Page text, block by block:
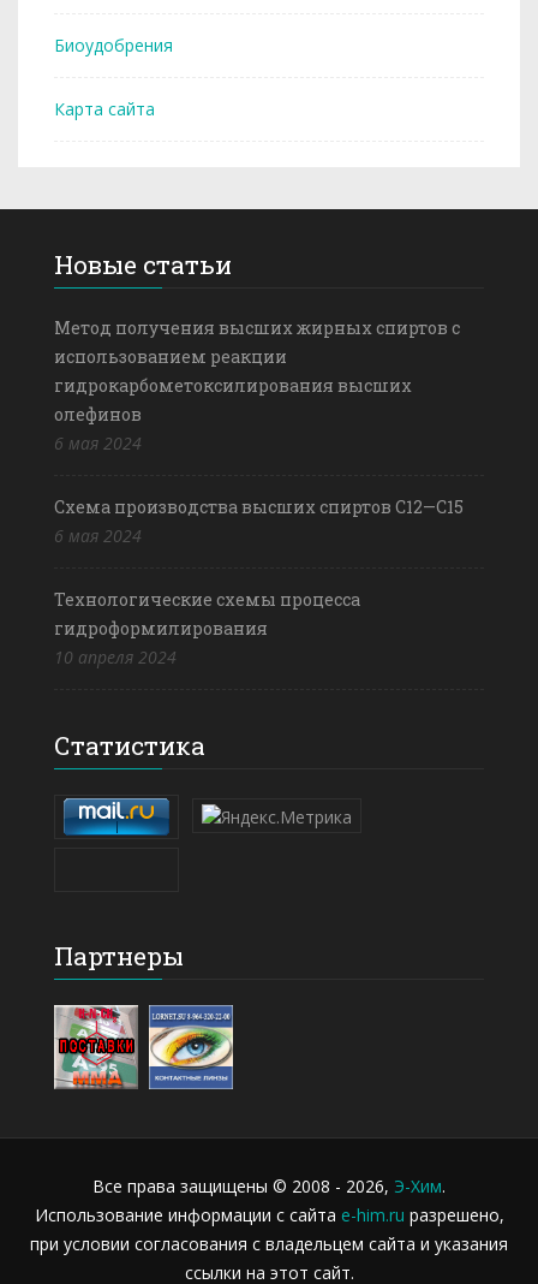
Биоудобрения
Карта сайта
Новые статьи
Метод получения высших жирных спиртов с
использованием реакции
гидрокарбометоксилирования высших
олефинов
6 мая 2024
Схема производства высших спиртов С12—С15
6 мая 2024
Технологические схемы процесса
гидроформилирования
10 апреля 2024
Статистика
Партнеры
Все права защищены © 2008 - 2026, Э-Хим.
Использование информации с сайта e-him.ru разрешено,
при условии согласования с владельцем сайта и указания
ссылки на этот сайт.